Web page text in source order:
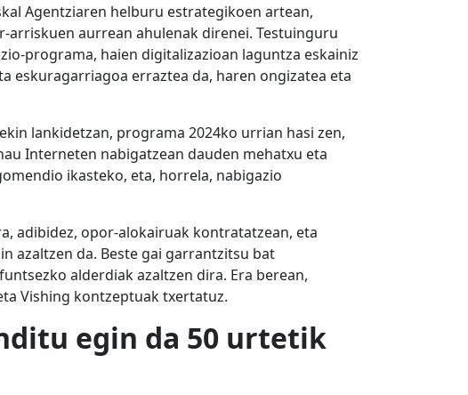
Agentziaren helburu estrategikoen artean,
aurrean ahulenak direnei. Testuinguru
programa, haien digitalizazioan laguntza eskainiz
eskuragarriagoa erraztea da, haren ongizatea eta
lankidetzan, programa 2024ko urrian hasi zen,
Interneten nabigatzean dauden mehatxu eta
ikasteko, eta, horrela, nabigazio
adibidez, opor-alokairuak kontratatzean, eta
azaltzen da. Beste gai garrantzitsu bat
alderdiak azaltzen dira. Era berean,
Vishing kontzeptuak txertatuz.
egin da 50 urtetik